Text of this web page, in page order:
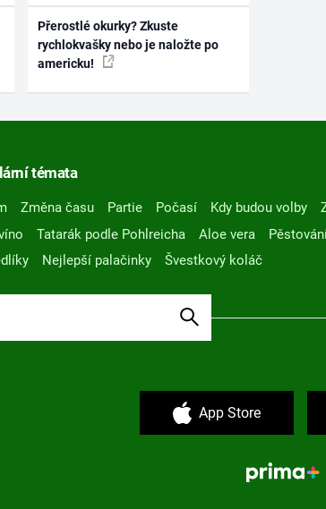
Přerostlé okurky? Zkuste
rychlokvašky nebo je naložte po
americku!
témata
Změna času Partie Počasí Kdy budou volby
Tatarák podle Pohlreicha Aloe vera
Nejlepší palačinky Švestkový koláč
App Store